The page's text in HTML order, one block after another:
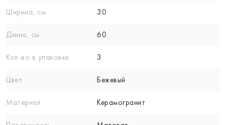
Ширина, см 30
Длина, см 60
Кол-вo в упаковке 3
Цвет Бежевый
Материал Керамогранит